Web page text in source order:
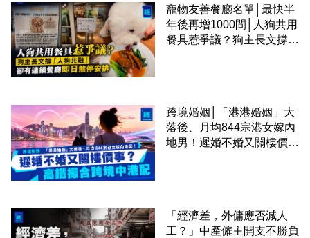
寵物友善餐廳名單│最快半
年後再增1000間│人狗共用
餐具惹爭議？狗主長文撐
跨境婚姻│「港港婚姻」大
落後、月均844宗港女嫁內
地男！遲婚不婚又關樓價
「經濟差，外傭應否減人
工？」中產僱主開支不勝負